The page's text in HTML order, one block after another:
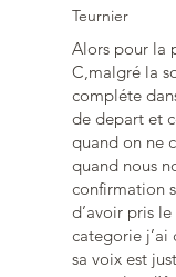
Teurnier
Alors pour la
C,malgré la
compléte
de depart et
quand on ne
quand nous
confirmation
d’avoir pris
categorie j’ai
sa voix est